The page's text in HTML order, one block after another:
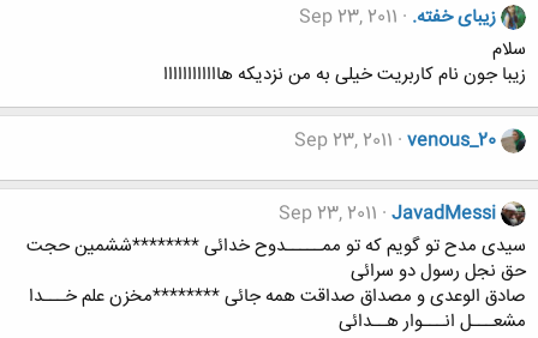
زیبای خفته. Sep 23, 2011
سلام
زیبا جون نام کاربریت خیلی به من نزدیکه هاااااااااااا
venous_20
Sep 23, 2011
JavadMessi
Sep 23, 2011
سیدی مدح تو گویم که تو ممـــــدوح خدائی ********ششمین حجت
حق نجل رسول دو سرائی
صادق الوعدی و مصداق صداقت همه جائی ********مخزن علم خـــدا
مشعـــل انـــوار هــدائی